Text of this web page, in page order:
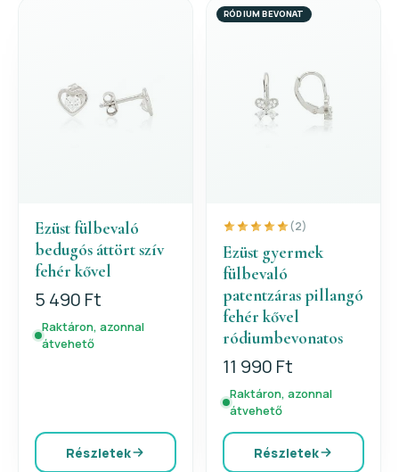
Ezüst fülbevaló
bedugós áttört szív
fehér kővel
5 490 Ft
Raktáron, azonnal
átvehető
Részletek
RÓDIUM BEVONAT
(2)
Ezüst gyermek
fülbevaló
patentzáras pillangó
fehér kővel
ródiumbevonatos
11 990 Ft
Raktáron, azonnal
átvehető
Részletek